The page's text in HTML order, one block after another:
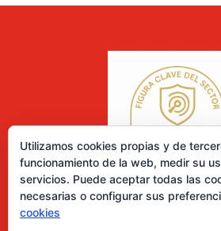
Utilizamos cookies propias y de
funcionamiento de la web, medir su
servicios. Puede aceptar todas las
necesarias o configurar sus
cookies